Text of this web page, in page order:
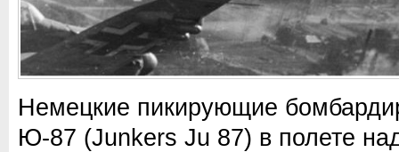
Немецкие пикирующие
Ю-87 (Junkers Ju 87) в полете